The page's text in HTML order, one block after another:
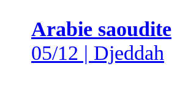
Arabie saoudite
05/12 | Djeddah